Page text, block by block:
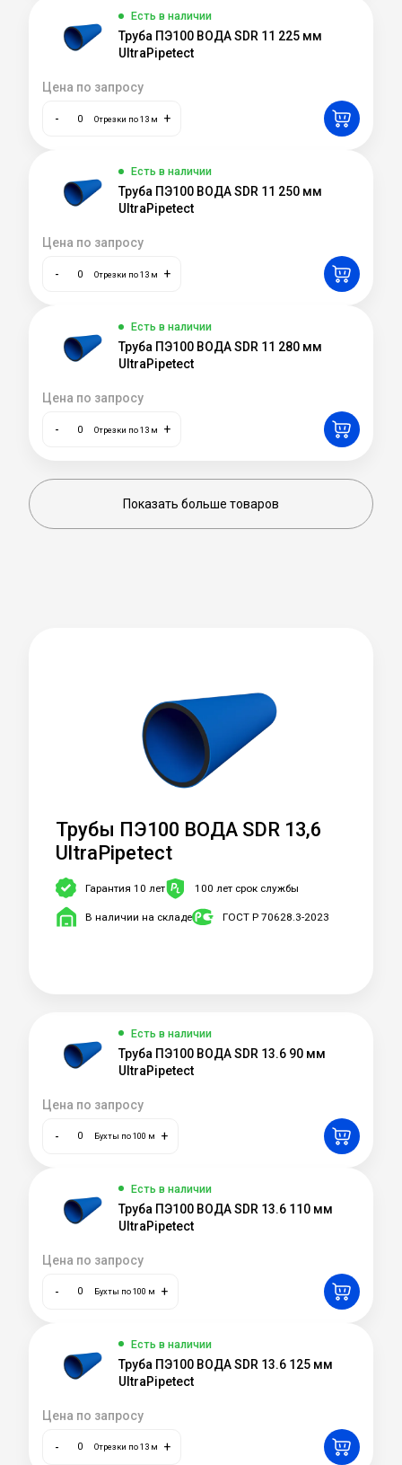
Есть в наличии
Труба ПЭ100 ВОДА SDR 11 225 мм
UltraPipetect
Цена по запросу
- Отрезки по 13 м +
Есть в наличии
Труба ПЭ100 ВОДА SDR 11 250 мм
UltraPipetect
Цена по запросу
- Отрезки по 13 м +
Есть в наличии
Труба ПЭ100 ВОДА SDR 11 280 мм
UltraPipetect
Цена по запросу
- Отрезки по 13 м +
Показать больше товаров
Трубы ПЭ100 ВОДА SDR 13,6
UltraPipetect
Гарантия 10 лет 100 лет срок службы
В наличии на складе ГОСТ Р 70628.3-2023
Есть в наличии
Труба ПЭ100 ВОДА SDR 13.6 90 мм
UltraPipetect
Цена по запросу
- Бухты по 100 м +
Есть в наличии
Труба ПЭ100 ВОДА SDR 13.6 110 мм
UltraPipetect
Цена по запросу
- Бухты по 100 м +
Есть в наличии
Труба ПЭ100 ВОДА SDR 13.6 125 мм
UltraPipetect
Цена по запросу
- Отрезки по 13 м +